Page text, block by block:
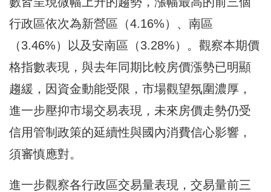
行政區依次為新營區（4.16%）、南區
（3.46%）以及安南區（3.28%）。觀察本期價
格指數表現，與去年同期比較房價漲勢已明顯
趨緩，因資金動能受限，市場觀望氛圍濃厚，
進一步壓抑市場交易表現，未來房價走勢仍受
信用管制政策的延續性與國內消費信心影響，
須審慎應對。
進一步觀察各行政區交易量表現，交易量前三